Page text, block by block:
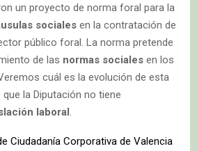
un proyecto de norma foral para la
sociales en la contratación de
público foral. La norma pretende
de las normas sociales en los
cuál es la evolución de esta
la Diputación no tiene
laboral
Ciudadanía Corporativa de Valencia